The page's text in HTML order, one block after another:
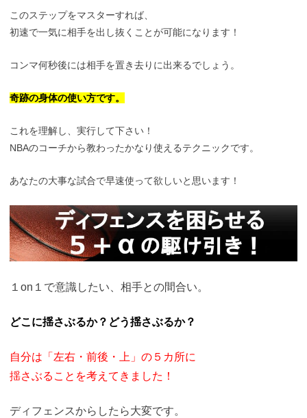
このステップをマスターすれば、
初速で一気に相手を出し抜くことが可能になります！
コンマ何秒後には相手を置き去りに出来るでしょう。
奇跡の身体の使い方です。
これを理解し、実行して下さい！
NBAのコーチから教わったかなり使えるテクニックです。
あなたの大事な試合で早速使って欲しいと思います！
１on１で意識したい、相手との間合い。
どこに揺さぶるか？どう揺さぶるか？
自分は「左右・前後・上」の５カ所に
揺さぶることを考えてきました！
ディフェンスからしたら大変です。